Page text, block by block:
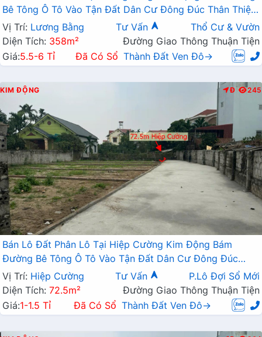
Bê Tông Ô Tô Vào Tận Đất Dân Cư Đông Đúc Thân Thiện
Giá Đầu Tư
Vị Trí: Lương Bằng Tư Vấn
Thổ Cư & Vườn
Diện Tích: 358m²
Đường Giao Thông Thuận Tiện
Giá:5.5-6 Tỉ Đã Có Sổ Thành Đất Ven Đô→
KIM ĐỘNG Đ 245
Bán Lô Đất Phân Lô Tại Hiệp Cường Kim Động Bám
Đường Bê Tông Ô Tô Vào Tận Đất Dân Cư Đông Đúc
Ngay QL39 Giá Đầu Tư
Vị Trí: Hiệp Cường Tư Vấn
P.Lô Đợi Sổ Mới
Diện Tích: 72.5m²
Đường Giao Thông Thuận Tiện
Giá:1-1.5 Tỉ Đã Có Sổ Thành Đất Ven Đô→